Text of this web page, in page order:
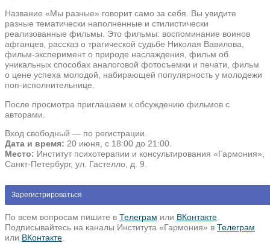
Название «Мы разные» говорит само за себя. Вы увидите
разные тематически наполненные и стилистически
реализованные фильмы. Это фильмы: воспоминание воинов
афганцев, рассказ о трагической судьбе Николая Вавилова,
фильм-эксперимент о природе наслаждения, фильм об
уникальных способах аналоговой фотосъемки и печати, фильм
о цене успеха молодой, набирающей популярность у молодежи
поп-исполнительнице.
После просмотра приглашаем к обсуждению фильмов с
авторами.
Вход свободный — по регистрации.
Дата и время: 20 июня, с 18:00 до 21:00.
Место: Институт психотерапии и консультирования «Гармония»,
Санкт-Петербург, ул. Гастелло, д. 9.
Зарегистрироваться
По всем вопросам пишите в Телеграм или ВКонтакте.
Подписывайтесь на каналы Института «Гармония» в Телеграм
или ВКонтакте.